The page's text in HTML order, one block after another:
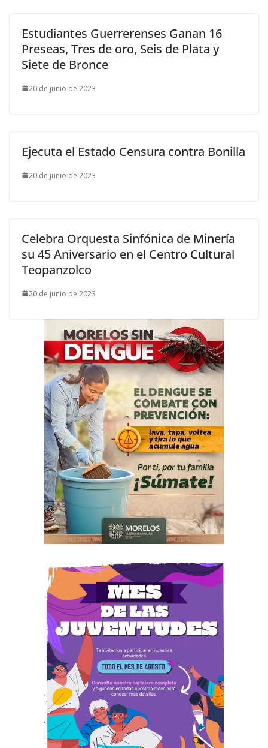
Estudiantes Guerrerenses Ganan 16
Preseas, Tres de oro, Seis de Plata y
Siete de Bronce
20 de junio de 2023
Ejecuta el Estado Censura contra Bonilla
20 de junio de 2023
Celebra Orquesta Sinfónica de Minería
su 45 Aniversario en el Centro Cultural
Teopanzolco
20 de junio de 2023